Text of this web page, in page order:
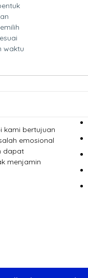
waktu
kami bertujuan
emosional
dapat
menjamin